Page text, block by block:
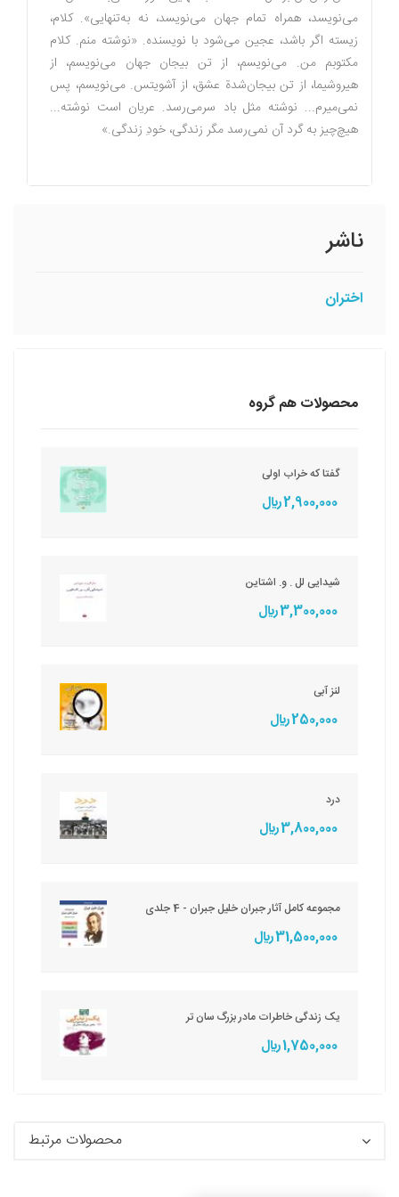
مى‌نويسد، همراه تمام جهان مى‌نويسد، نه به‌تنهايى». كلام،
زيسته اگر باشد، عجين مى‌شود با نويسنده. «نوشته منم. كلام
مكتوبم من. مى‌نويسم، از تن بيجان جهان مى‌نويسم، از
هيروشيما، از تن بيجان‌شدة عشق، از آشويتس. مى‌نويسم، پس
نمى‌ميرم... نوشته مثل باد سرمى‌رسد. عريان است نوشته...
هيچ‌چيز به گرد آن نمى‌رسد مگر زندگى، خودِ زندگى.»
ناشر
اختران
محصولات هم گروه
گفتا که خراب اولی
2,900,000 ريال
شیدایی لل . و. اشتاین
3,300,000 ريال
لنز آبی
250,000 ريال
درد
3,800,000 ريال
مجموعه کامل آثار جبران خلیل جبران - 4 جلدی
31,500,000 ريال
یک زندگی خاطرات مادر بزرگ سان تر
1,750,000 ريال
محصولات مرتبط